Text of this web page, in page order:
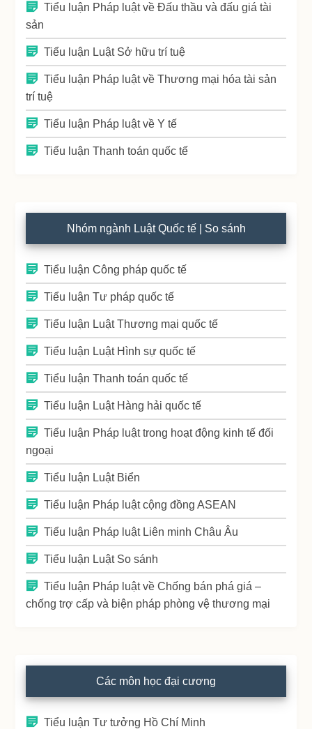
Tiểu luận Pháp luật về Đấu thầu và đấu giá tài
sản
Tiểu luận Luật Sở hữu trí tuệ
Tiểu luận Pháp luật về Thương mại hóa tài sản
trí tuệ
Tiểu luận Pháp luật về Y tế
Tiểu luận Thanh toán quốc tế
Nhóm ngành Luật Quốc tế | So sánh
Tiểu luận Công pháp quốc tế
Tiểu luận Tư pháp quốc tế
Tiểu luận Luật Thương mại quốc tế
Tiểu luận Luật Hình sự quốc tế
Tiểu luận Thanh toán quốc tế
Tiểu luận Luật Hàng hải quốc tế
Tiểu luận Pháp luật trong hoạt động kinh tế đối
ngoại
Tiểu luận Luật Biển
Tiểu luận Pháp luật cộng đồng ASEAN
Tiểu luận Pháp luật Liên minh Châu Âu
Tiểu luận Luật So sánh
Tiểu luận Pháp luật về Chống bán phá giá –
chống trợ cấp và biện pháp phòng vệ thương mại
Các môn học đại cương
Tiểu luận Tư tưởng Hồ Chí Minh